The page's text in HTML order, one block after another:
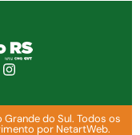
do Sul. Todos os
por NetartWeb.